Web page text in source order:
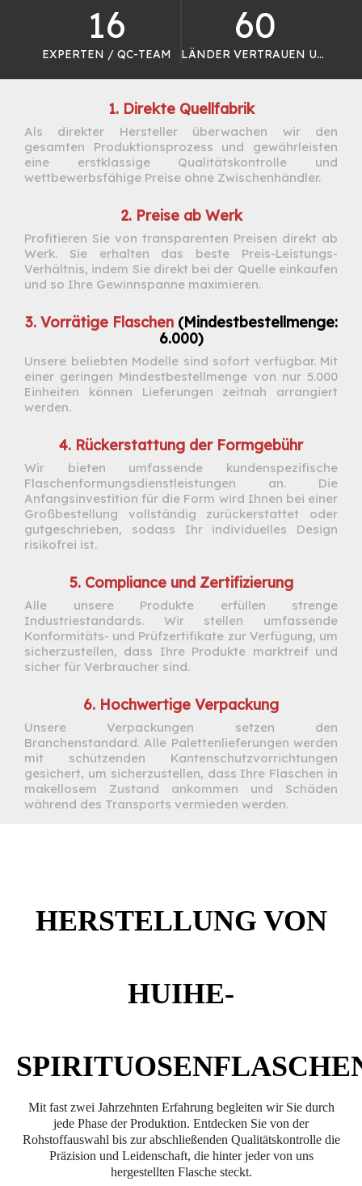
16
EXPERTEN / QC-TEAM
60
LÄNDER VERTRAUEN UNS
1. Direkte Quellfabrik
Als direkter Hersteller überwachen wir den
gesamten Produktionsprozess und gewährleisten
eine erstklassige Qualitätskontrolle und
wettbewerbsfähige Preise ohne Zwischenhändler.
2. Preise ab Werk
Profitieren Sie von transparenten Preisen direkt ab
Werk. Sie erhalten das beste Preis-Leistungs-
Verhältnis, indem Sie direkt bei der Quelle einkaufen
und so Ihre Gewinnspanne maximieren.
3. Vorrätige Flaschen (Mindestbestellmenge:
6.000)
Unsere beliebten Modelle sind sofort verfügbar. Mit
einer geringen Mindestbestellmenge von nur 5.000
Einheiten können Lieferungen zeitnah arrangiert
werden.
4. Rückerstattung der Formgebühr
Wir bieten umfassende kundenspezifische
Flaschenformungsdienstleistungen an. Die
Anfangsinvestition für die Form wird Ihnen bei einer
Großbestellung vollständig zurückerstattet oder
gutgeschrieben, sodass Ihr individuelles Design
risikofrei ist.
5. Compliance und Zertifizierung
Alle unsere Produkte erfüllen strenge
Industriestandards. Wir stellen umfassende
Konformitäts- und Prüfzertifikate zur Verfügung, um
sicherzustellen, dass Ihre Produkte marktreif und
sicher für Verbraucher sind.
6. Hochwertige Verpackung
Unsere Verpackungen setzen den
Branchenstandard. Alle Palettenlieferungen werden
mit schützenden Kantenschutzvorrichtungen
gesichert, um sicherzustellen, dass Ihre Flaschen in
makellosem Zustand ankommen und Schäden
während des Transports vermieden werden.
HERSTELLUNG VON
HUIHE-
Mit fast zwei Jahrzehnten Erfahrung begleiten wir Sie durch
jede Phase der Produktion. Entdecken Sie von der
Rohstoffauswahl bis zur abschließenden Qualitätskontrolle die
Präzision und Leidenschaft, die hinter jeder von uns
hergestellten Flasche steckt.​​​​​​​